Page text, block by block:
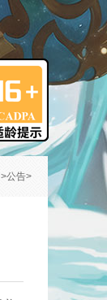
>公告>